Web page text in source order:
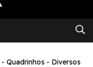
- Quadrinhos - Diversos